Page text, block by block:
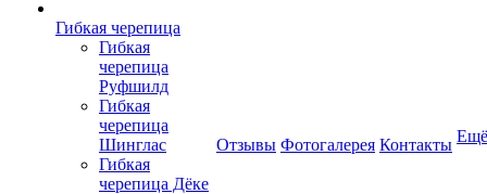
Гибкая черепица
Гибкая
черепица
Руфшилд
Гибкая
черепица
Шинглас
Гибкая
черепица Дёке
Отзывы Фотогалерея Контакты Ещё